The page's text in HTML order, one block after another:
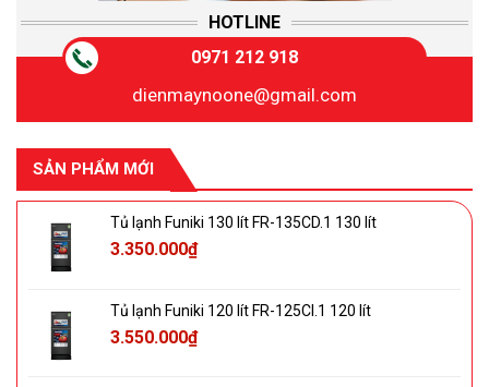
HOTLINE
0971 212 918
dienmaynoone@gmail.com
SẢN PHẨM MỚI
Tủ lạnh Funiki 130 lít FR-135CD.1 130 lít
3.350.000₫
Tủ lạnh Funiki 120 lít FR-125CI.1 120 lít
3.550.000₫